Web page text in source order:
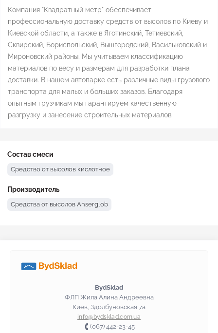
Компания "Квадратный метр" обеспечивает
профессиональную доставку средств от высолов по Киеву и
Киевской области, а также в Яготинский, Тетиевский,
Сквирский, Бориспольский, Вышгородский, Васильковский и
Мироновский районы. Мы учитываем классификацию
материалов по весу и размерам для разработки плана
доставки. В нашем автопарке есть различные виды грузового
транспорта для малых и больших заказов. Благодаря
опытным грузчикам мы гарантируем качественную
разгрузку и занесение строительных материалов.
Состав смеси
Средство от высолов кислотное
Производитель
Средства от высолов Anserglob
BydSklad
ФЛП Жила Алина Андреевна
Киев, Здолбуновская 7а
info@bydsklad.com.ua
(067) 442-23-45